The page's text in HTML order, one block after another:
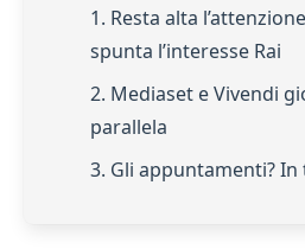
1. Resta alta
spunta l’interesse Rai
2. Mediaset e Vivendi
parallela
3. Gli appuntamenti?